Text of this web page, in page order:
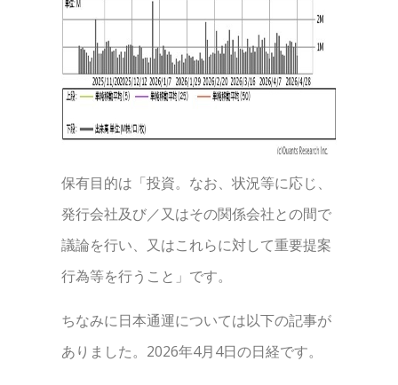
保有目的は「投資。なお、状況等に応じ、
発行会社及び／又はその関係会社との間で
議論を行い、又はこれらに対して重要提案
行為等を行うこと」です。
ちなみに日本通運については以下の記事が
ありました。2026年4月4日の日経です。